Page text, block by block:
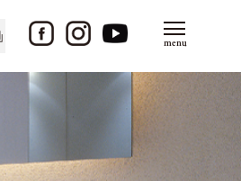
menu